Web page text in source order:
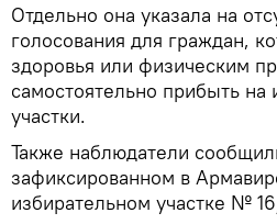
Отдельно она указала на
голосования для граждан,
здоровья или физическим
самостоятельно прибыть на
участки.
Также наблюдатели
зафиксированном в
избирательном участке №